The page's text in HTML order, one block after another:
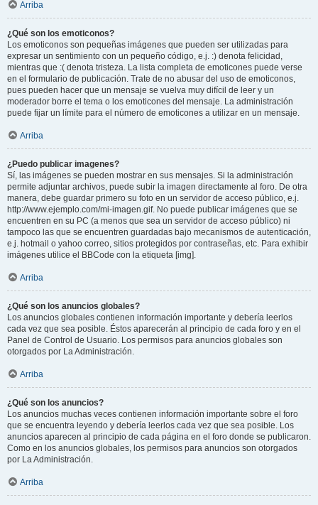
Arriba
¿Qué son los emoticonos?
Los emoticonos son pequeñas imágenes que pueden ser utilizadas para
expresar un sentimiento con un pequeño código, e.j. :) denota felicidad,
mientras que :( denota tristeza. La lista completa de emoticones puede verse
en el formulario de publicación. Trate de no abusar del uso de emoticonos,
pues pueden hacer que un mensaje se vuelva muy difícil de leer y un
moderador borre el tema o los emoticones del mensaje. La administración
puede fijar un límite para el número de emoticones a utilizar en un mensaje.
Arriba
¿Puedo publicar imagenes?
Sí, las imágenes se pueden mostrar en sus mensajes. Si la administración
permite adjuntar archivos, puede subir la imagen directamente al foro. De otra
manera, debe guardar primero su foto en un servidor de acceso público, e.j.
http://www.ejemplo.com/mi-imagen.gif. No puede publicar imágenes que se
encuentren en su PC (a menos que sea un servidor de acceso público) ni
tampoco las que se encuentren guardadas bajo mecanismos de autenticación,
e.j. hotmail o yahoo correo, sitios protegidos por contraseñas, etc. Para exhibir
imágenes utilice el BBCode con la etiqueta [img].
Arriba
¿Qué son los anuncios globales?
Los anuncios globales contienen información importante y debería leerlos
cada vez que sea posible. Éstos aparecerán al principio de cada foro y en el
Panel de Control de Usuario. Los permisos para anuncios globales son
otorgados por La Administración.
Arriba
¿Qué son los anuncios?
Los anuncios muchas veces contienen información importante sobre el foro
que se encuentra leyendo y debería leerlos cada vez que sea posible. Los
anuncios aparecen al principio de cada página en el foro donde se publicaron.
Como en los anuncios globales, los permisos para anuncios son otorgados
por La Administración.
Arriba